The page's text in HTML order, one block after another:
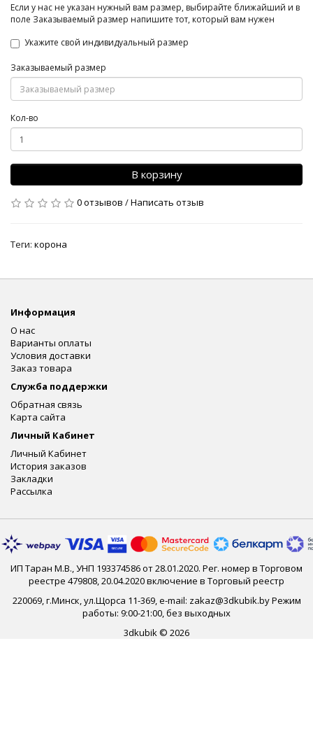
Если у нас не указан нужный вам размер, выбирайте ближайший и в
поле Заказываемый размер напишите тот, который вам нужен
Укажите свой индивидуальный размер
Заказываемый размер
Кол-во
В корзину
0 отзывов /Написать отзыв
Теги: корона
Информация
О нас
Варианты оплаты
Условия доставки
Заказ товара
Служба поддержки
Обратная связь
Карта сайта
Личный Кабинет
Личный Кабинет
История заказов
Закладки
Рассылка
ИП Таран М.В., УНП 193374586 от 28.01.2020. Рег. номер в Торговом
реестре 479808, 20.04.2020 включение в Торговый реестр
220069, г.Минск, ул.Щорса 11-369, e-mail: zakaz@3dkubik.by Режим
работы: 9:00-21:00, без выходных
3dkubik © 2026